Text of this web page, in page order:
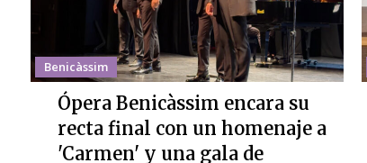
Benicàssim
Ópera Benicàssim encara su
recta final con un homenaje a
'Carmen' y una gala de